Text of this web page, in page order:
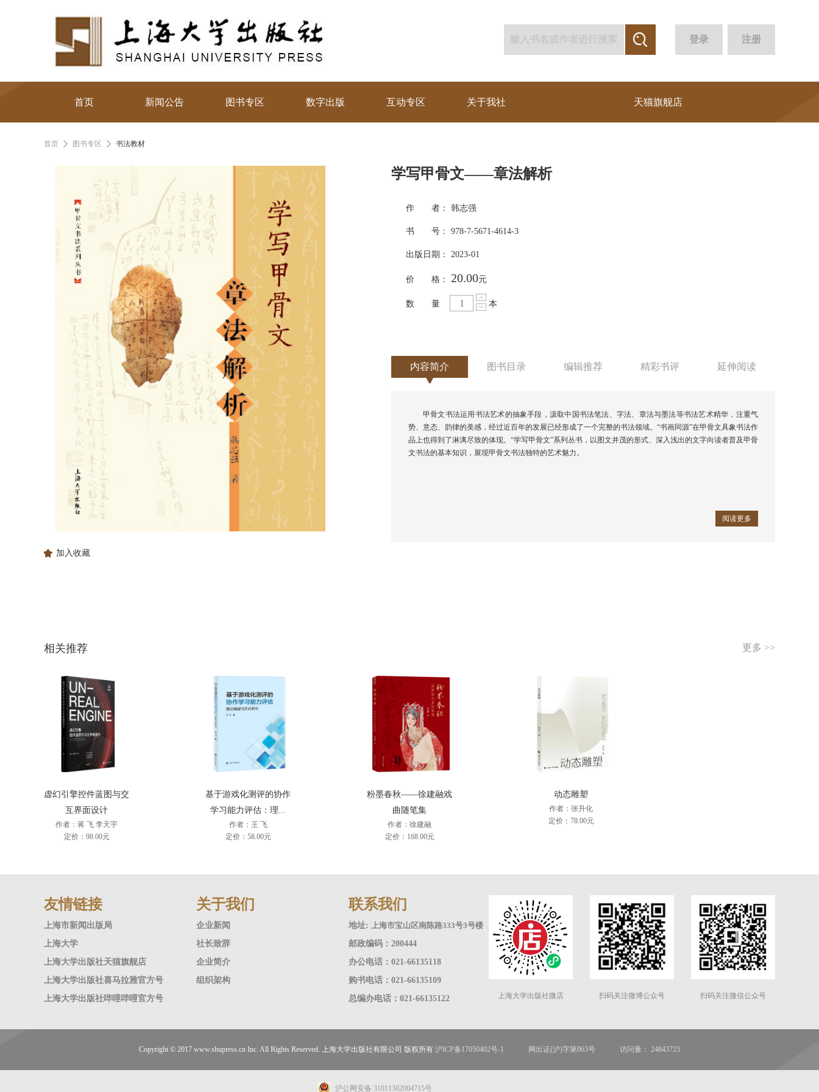
注册
登录
首页 新闻公告 图书专区 数字出版 互动专区 关于我社 天猫旗舰店
首页 图书专区 书法教材
加入收藏
学写甲骨文——章法解析
作 者： 韩志强
书 号： 978-7-5671-4614-3
出版日期： 2023-01
价 格： 20.00元
数 量 本
内容简介 图书目录 编辑推荐 精彩书评 延伸阅读
甲骨文书法运用书法艺术的抽象手段，汲取中国书法笔法、字法、章法与墨法等书法艺术精华，注重气
势、意态、韵律的美感，经过近百年的发展已经形成了一个完整的书法领域。“书画同源”在甲骨文具象书法作
品上也得到了淋漓尽致的体现。“学写甲骨文”系列丛书，以图文并茂的形式、深入浅出的文字向读者普及甲骨
文书法的基本知识，展现甲骨文书法独特的艺术魅力。
阅读更多
相关推荐 更多 >>
虚幻引擎控件蓝图与交
互界面设计
作者：蒋 飞 李天宇
定价：98.00元
基于游戏化测评的协作
学习能力评估：理...
作者：王 飞
定价：58.00元
粉墨春秋——徐建融戏
曲随笔集
作者：徐建融
定价：168.00元
动态雕塑
作者：张升化
定价：78.00元
友情链接
上海市新闻出版局
上海大学
上海大学出版社天猫旗舰店
上海大学出版社喜马拉雅官方号
上海大学出版社哔哩哔哩官方号
关于我们
企业新闻
社长致辞
企业简介
组织架构
联系我们
地址: 上海市宝山区南陈路333号3号楼
邮政编码：200444
办公电话：021-66135118
购书电话：021-66135109
总编办电话：021-66135122
上海大学出版社微店 扫码关注微博公众号 扫码关注微信公众号
Copyright © 2017 www.shupress.cn Inc. All Rights Reserved. 上海大学出版社有限公司 版权所有 沪ICP备17050402号-1 网出证(沪)字第063号 访问量： 24843723
沪公网安备 31011302004715号